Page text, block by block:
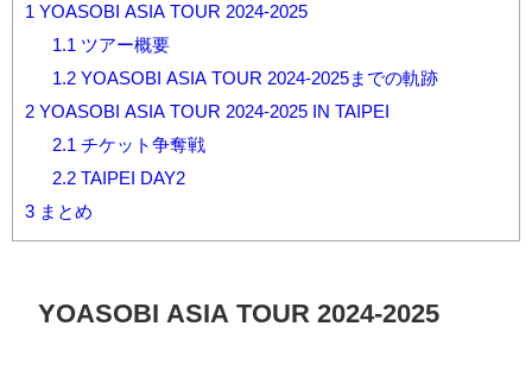
1 YOASOBI ASIA TOUR 2024-2025
1.1 ツアー概要
1.2YOASOBI ASIA TOUR 2024-2025までの軌跡
2 YOASOBI ASIA TOUR 2024-2025 IN TAIPEI
2.1 チケット争奪戦
2.2TAIPEI DAY2
3 まとめ
YOASOBI ASIA TOUR 2024-2025